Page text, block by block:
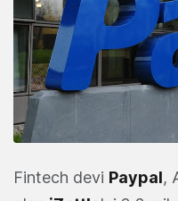
Fintech devi Paypal,